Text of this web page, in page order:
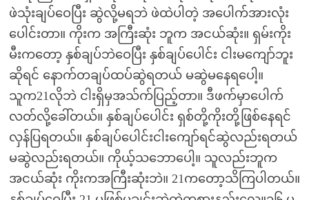
ဖဲသုံးချပ်ဝေပြီး ဆွဲလို့မရဘဲ ဖဲထဲပါတဲ့ အပေါက်အားလုံး
ပေါင်းတာ။ ကိုးက အကြီးဆုံး ဘူက အငယ်ဆုံး။ ရှမ်းကိုး
မီးကတော့ နှစ်ချပ်ဘဲဝေပြီး နှစ်ချပ်ပေါင်း ငါးမကျော်ဘူး
ဆိုရင် နောက်တချပ်ထပ်ဆွဲရတယ် မဆွဲမနေရပေါ့။
သူက21လိုဘဲ ငါးရှိမှအသ်က်ပြည့်တာ။ ဒီဖက်မှာပေါက်
လတ်လို့ခေါ်တယ်။ နှစ်ချပ်ပေါင်း ရှစ်တို့ကိုးတို့ဖြစ်နေရင်
လှန်ပြရတယ်။ နှစ်ချပ်ပေါင်းငါးကျော်ရင်ဆွဲလည်းရတယ်
မဆွဲလည်းရတယ်။ ကိုယ့်သဘောပေါ့။ သူလည်းဘူက
အငယ်ဆုံး ကိုးကအကြီးဆုံးဘဲ။ 21ကတော့သိကြပါတယ်။